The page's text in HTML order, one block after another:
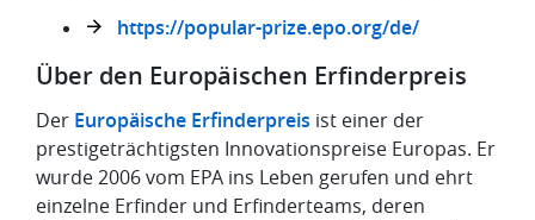
https://popular-prize.epo.org/de/
Über den Europäischen Erfinderpreis
Der Europäische Erfinderpreis ist einer der
prestigeträchtigsten Innovationspreise Europas. Er
wurde 2006 vom EPA ins Leben gerufen und ehrt
einzelne Erfinder und Erfinderteams, deren